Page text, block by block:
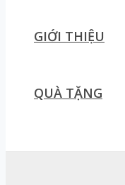
GIỚI THIỆU
QUÀ TẶNG